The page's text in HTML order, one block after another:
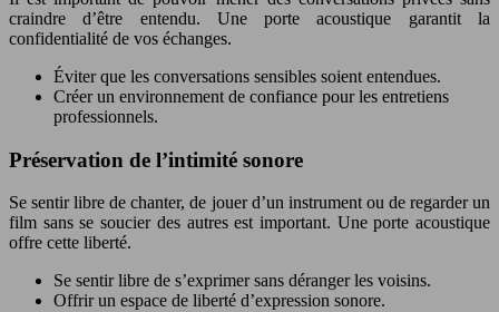
craindre d’être entendu. Une porte acoustique garantit la
confidentialité de vos échanges.
Éviter que les conversations sensibles soient entendues.
Créer un environnement de confiance pour les entretiens
professionnels.
Préservation de l’intimité sonore
Se sentir libre de chanter, de jouer d’un instrument ou de regarder un
film sans se soucier des autres est important. Une porte acoustique
offre cette liberté.
Se sentir libre de s’exprimer sans déranger les voisins.
Offrir un espace de liberté d’expression sonore.